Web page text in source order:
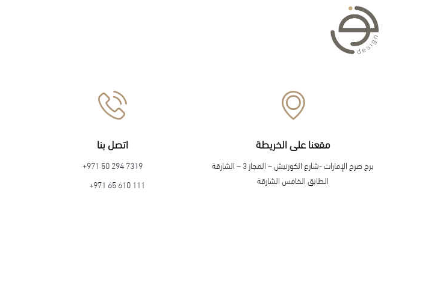
اتصل بنا
‎+971 50 294 7319
+971 65 610 111
مقعنا على الخريطة
برج صرح الإمارات -شارع الكورنيش – المجاز 3 – الشارقة
الطابق الخامس الشارقة